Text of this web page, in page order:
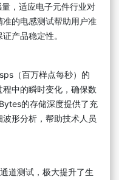
，适应电子元件行业对
的电感测试帮助用户准
产品稳定性。
（百万样点每秒）的
中的瞬时变化，确保数
的存储深度提供了充
形分析，帮助技术人员
道测试，极大提升了生